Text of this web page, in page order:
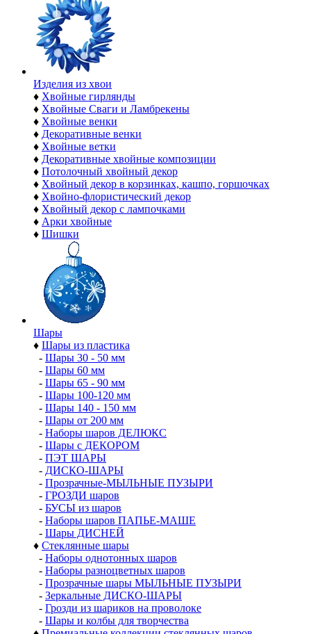
Изделия из хвои
♦ Хвойные гирлянды
♦ Хвойные Сваги и Ламбрекены
♦ Хвойные венки
♦ Декоративные венки
♦ Хвойные ветки
♦ Декоративные хвойные композиции
♦ Потолочный хвойный декор
♦ Хвойный декор в корзинках, кашпо, горшочках
♦ Хвойно-флористический декор
♦ Хвойный декор с лампочками
♦ Арки хвойные
♦ Шишки
Шары
♦ Шары из пластика
- Шары 30 - 50 мм
- Шары 60 мм
- Шары 65 - 90 мм
- Шары 100-120 мм
- Шары 140 - 150 мм
- Шары от 200 мм
- Наборы шаров ДЕЛЮКС
- Шары с ДЕКОРОМ
- ПЭТ ШАРЫ
- ДИСКО-ШАРЫ
- Прозрачные-МЫЛЬНЫЕ ПУЗЫРИ
- ГРОЗДИ шаров
- БУСЫ из шаров
- Наборы шаров ПАПЬЕ-МАШЕ
- Шары ДИСНЕЙ
♦ Стеклянные шары
- Наборы однотонных шаров
- Наборы разноцветных шаров
- Прозрачные шары МЫЛЬНЫЕ ПУЗЫРИ
- Зеркальные ДИСКО-ШАРЫ
- Грозди из шариков на проволоке
- Шары и колбы для творчества